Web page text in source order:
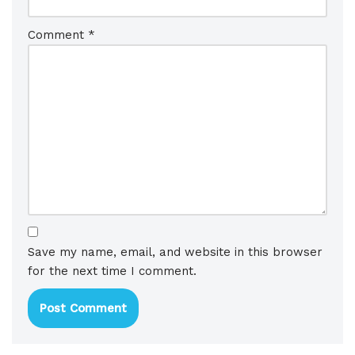
Comment *
Save my name, email, and website in this browser
for the next time I comment.